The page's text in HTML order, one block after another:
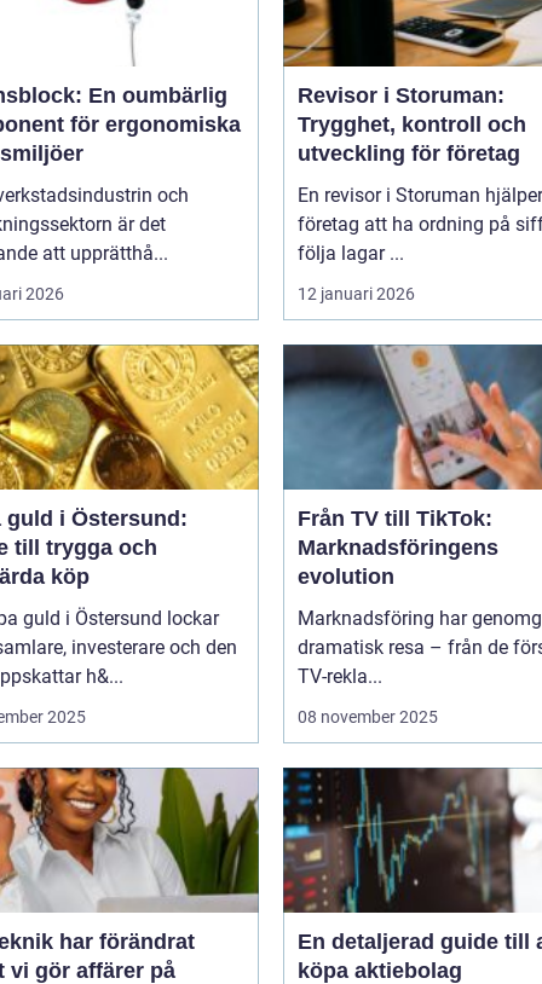
En oumbärlig
för ergonomiska
och
är det
att upprätthå...
2026
Revisor i Storuman:
Trygghet, kontroll och
utveckling för företag
En revisor i Storuman hjälper
företag att ha ordning på
följa lagar ...
12 januari 2026
guld i Östersund:
till trygga och
köp
guld i Östersund lockar
investerare och den
h&...
2025
Från TV till TikTok:
Marknadsföringens
evolution
Marknadsföring har
dramatisk resa – från de
TV-rekla...
08 november 2025
har förändrat
vi gör affärer på
En detaljerad guide till
köpa aktiebolag